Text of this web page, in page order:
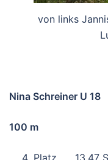
von links
Nina Schreiner U 18
100 m
Platz 13,47